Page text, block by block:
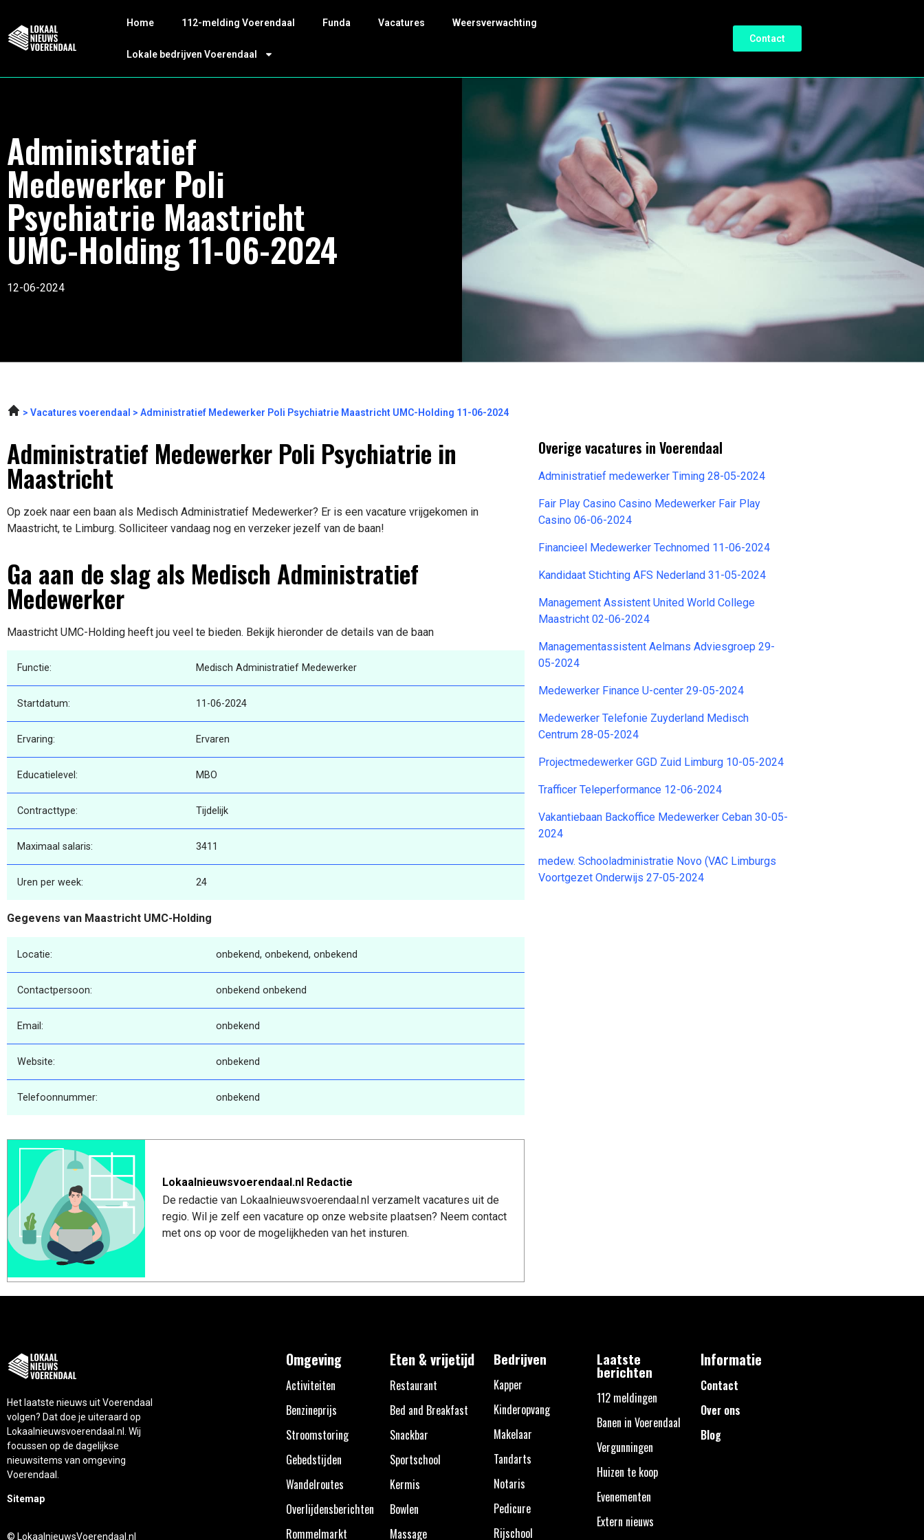
Home 112-melding Voerendaal Funda Vacatures Weersverwachting
Lokale bedrijven Voerendaal
Contact
Administratief
Medewerker Poli
Psychiatrie Maastricht
UMC-Holding 11-06-2024
12-06-2024
Vacatures voerendaal Administratief Medewerker Poli Psychiatrie Maastricht UMC-Holding 11-06-2024
Administratief Medewerker Poli Psychiatrie in
Maastricht
Op zoek naar een baan als Medisch Administratief Medewerker? Er is een vacature vrijgekomen in
Maastricht, te Limburg. Solliciteer vandaag nog en verzeker jezelf van de baan!
Ga aan de slag als Medisch Administratief
Medewerker
Maastricht UMC-Holding heeft jou veel te bieden. Bekijk hieronder de details van de baan
Functie: Medisch Administratief Medewerker
Startdatum: 11-06-2024
Ervaring: Ervaren
Educatielevel: MBO
Contracttype: Tijdelijk
Maximaal salaris: 3411
Uren per week: 24
Gegevens van Maastricht UMC-Holding
Locatie: onbekend, onbekend, onbekend
Contactpersoon: onbekend onbekend
Email: onbekend
Website: onbekend
Telefoonnummer: onbekend
Lokaalnieuwsvoerendaal.nl Redactie
De redactie van Lokaalnieuwsvoerendaal.nl verzamelt vacatures uit de
regio. Wil je zelf een vacature op onze website plaatsen? Neem contact
met ons op voor de mogelijkheden van het insturen.
Overige vacatures in Voerendaal
Administratief medewerker Timing 28-05-2024
Fair Play Casino Casino Medewerker Fair Play
Casino 06-06-2024
Financieel Medewerker Technomed 11-06-2024
Kandidaat Stichting AFS Nederland 31-05-2024
Management Assistent United World College
Maastricht 02-06-2024
Managementassistent Aelmans Adviesgroep 29-
05-2024
Medewerker Finance U-center 29-05-2024
Medewerker Telefonie Zuyderland Medisch
Centrum 28-05-2024
Projectmedewerker GGD Zuid Limburg 10-05-2024
Trafficer Teleperformance 12-06-2024
Vakantiebaan Backoffice Medewerker Ceban 30-05-
2024
medew. Schooladministratie Novo (VAC Limburgs
Voortgezet Onderwijs 27-05-2024
Het laatste nieuws uit Voerendaal
volgen? Dat doe je uiteraard op
Lokaalnieuwsvoerendaal.nl. Wij
focussen op de dagelijkse
nieuwsitems van omgeving
Voerendaal.
Sitemap
© LokaalnieuwsVoerendaal.nl
Omgeving
Activiteiten
Benzineprijs
Stroomstoring
Gebedstijden
Wandelroutes
Overlijdensberichten
Rommelmarkt
Eten & vrijetijd
Restaurant
Bed and Breakfast
Snackbar
Sportschool
Kermis
Bowlen
Massage
Bedrijven
Kapper
Kinderopvang
Makelaar
Tandarts
Notaris
Pedicure
Rijschool
Laatste
berichten
112 meldingen
Banen in Voerendaal
Vergunningen
Huizen te koop
Evenementen
Extern nieuws
Informatie
Contact
Over ons
Blog